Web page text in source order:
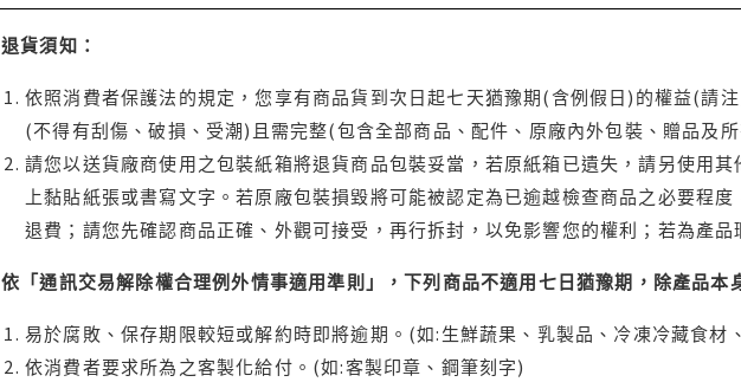
退貨須知：
依照消費者保護法的規定，您享有商品貨到次日起七天猶豫期(含例假日)的權益(請
(不得有刮傷、破損、受潮)且需完整(包含全部商品、配件、原廠內外包裝、贈品及
請您以送貨廠商使用之包裝紙箱將退貨商品包裝妥當，若原紙箱已遺失，請另使用
上黏貼紙張或書寫文字。若原廠包裝損毀將可能被認定為已逾越檢查商品之必要程
退費；請您先確認商品正確、外觀可接受，再行拆封，以免影響您的權利；若為產
依「通訊交易解除權合理例外情事適用準則」，下列商品不適用七日猶豫期，除產品本
易於腐敗、保存期限較短或解約時即將逾期。(如:生鮮蔬果、乳製品、冷凍冷藏食材
依消費者要求所為之客製化給付。(如:客製印章、鋼筆刻字)